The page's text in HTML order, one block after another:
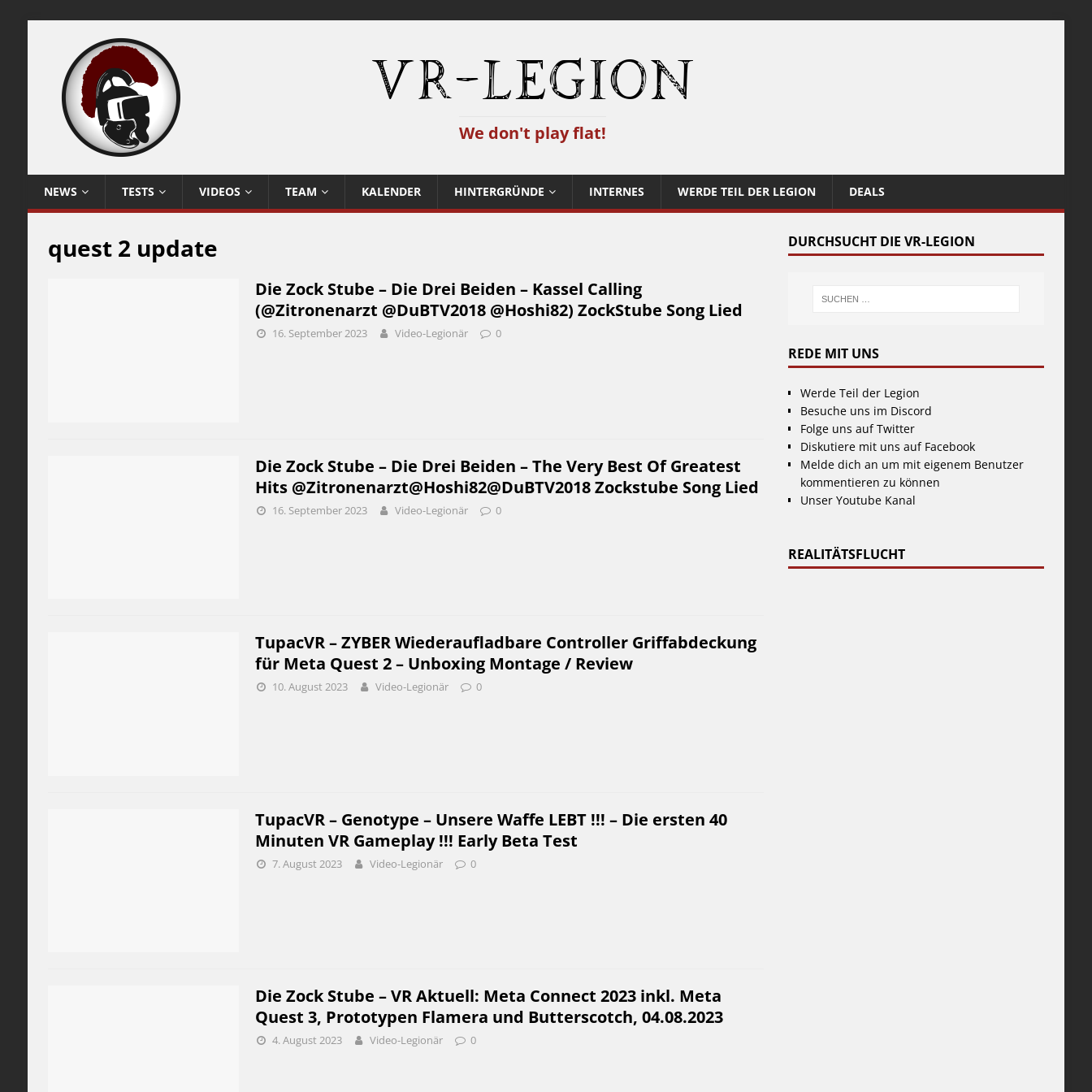
VR-Legion
We don't play flat!
NEWS TESTS VIDEOS TEAM KALENDER HINTERGRÜNDE INTERNES WERDE TEIL DER LEGION DEALS
quest 2 update
Die Zock Stube – Die Drei Beiden – Kassel Calling
(@Zitronenarzt @DuBTV2018 @Hoshi82) ZockStube Song Lied
16. September 2023 Video-Legionär 0
Die Zock Stube – Die Drei Beiden – The Very Best Of Greatest
Hits @Zitronenarzt@Hoshi82@DuBTV2018 Zockstube Song Lied
16. September 2023 Video-Legionär 0
TupacVR – ZYBER Wiederaufladbare Controller Griffabdeckung
für Meta Quest 2 – Unboxing Montage / Review
10. August 2023 Video-Legionär 0
TupacVR – Genotype – Unsere Waffe LEBT !!! – Die ersten 40
Minuten VR Gameplay !!! Early Beta Test
7. August 2023 Video-Legionär 0
Die Zock Stube – VR Aktuell: Meta Connect 2023 inkl. Meta
Quest 3, Prototypen Flamera und Butterscotch, 04.08.2023
4. August 2023 Video-Legionär 0
DURCHSUCHT DIE VR-LEGION
REDE MIT UNS
Werde Teil der Legion
Besuche uns im Discord
Folge uns auf Twitter
Diskutiere mit uns auf Facebook
Melde dich an um mit eigenem Benutzer
kommentieren zu können
Unser Youtube Kanal
REALITÄTSFLUCHT